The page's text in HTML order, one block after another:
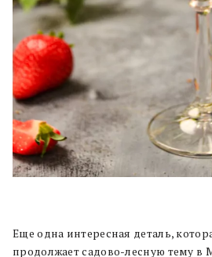
Еще одна интересная деталь,
продолжает садово-лесную тему в